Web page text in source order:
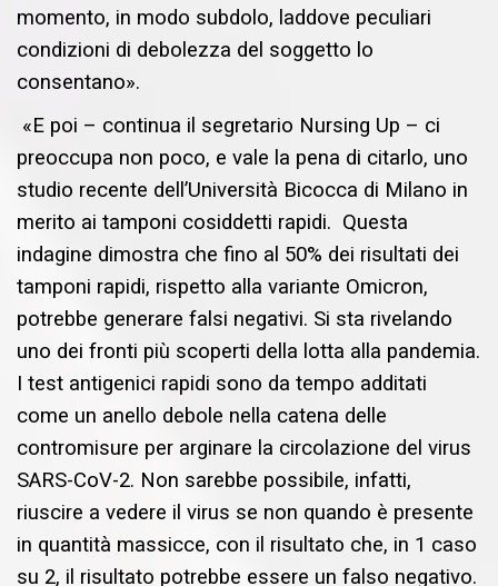
momento, in modo subdolo, laddove peculiari
condizioni di debolezza del soggetto lo
consentano».
«E poi – continua il segretario Nursing Up – ci
preoccupa non poco, e vale la pena di citarlo, uno
studio recente dell’Università Bicocca di Milano in
merito ai tamponi cosiddetti rapidi. Questa
indagine dimostra che fino al 50% dei risultati dei
tamponi rapidi, rispetto alla variante Omicron,
potrebbe generare falsi negativi. Si sta rivelando
uno dei fronti più scoperti della lotta alla pandemia.
I test antigenici rapidi sono da tempo additati
come un anello debole nella catena delle
contromisure per arginare la circolazione del virus
SARS-CoV-2. Non sarebbe possibile, infatti,
riuscire a vedere il virus se non quando è presente
in quantità massicce, con il risultato che, in 1 caso
su 2, il risultato potrebbe essere un falso negativo.